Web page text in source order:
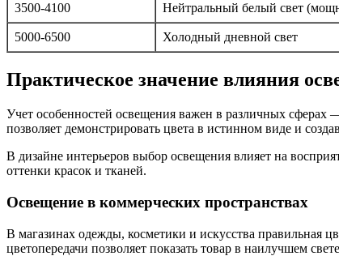
3500-4100 Нейтральный белый свет
5000-6500 Холодный дневной свет
Практическое значение влияния
Учет особенностей освещения важен в различных сферах
позволяет демонстрировать цвета в истинном виде и
В дизайне интерьеров выбор освещения влияет на
оттенки красок и тканей.
Освещение в коммерческих пространствах
В магазинах одежды, косметики и искусства правильная
цветопередачи позволяет показать товар в наилучшем